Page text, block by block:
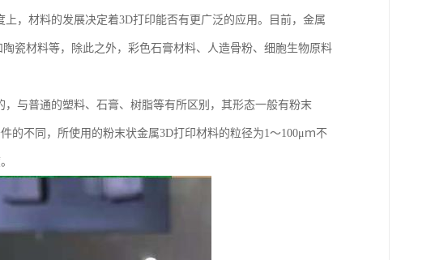
，材料的发展决定着3D打印能否有更广泛的应用。目前，金属
瓷材料等，除此之外，彩色石膏材料、人造骨粉、细胞生物原料
与普通的塑料、石膏、树脂等有所区别，其形态一般有粉末
的不同，所使用的粉末状金属3D打印材料的粒径为1～100μｍ不